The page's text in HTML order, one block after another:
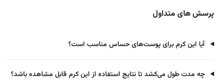
پرسش های متداول
آیا این کرم برای پوست‌های حساس مناسب است؟
چه مدت طول می‌کشد تا نتایج استفاده از این کرم قابل مشاهده باشد؟